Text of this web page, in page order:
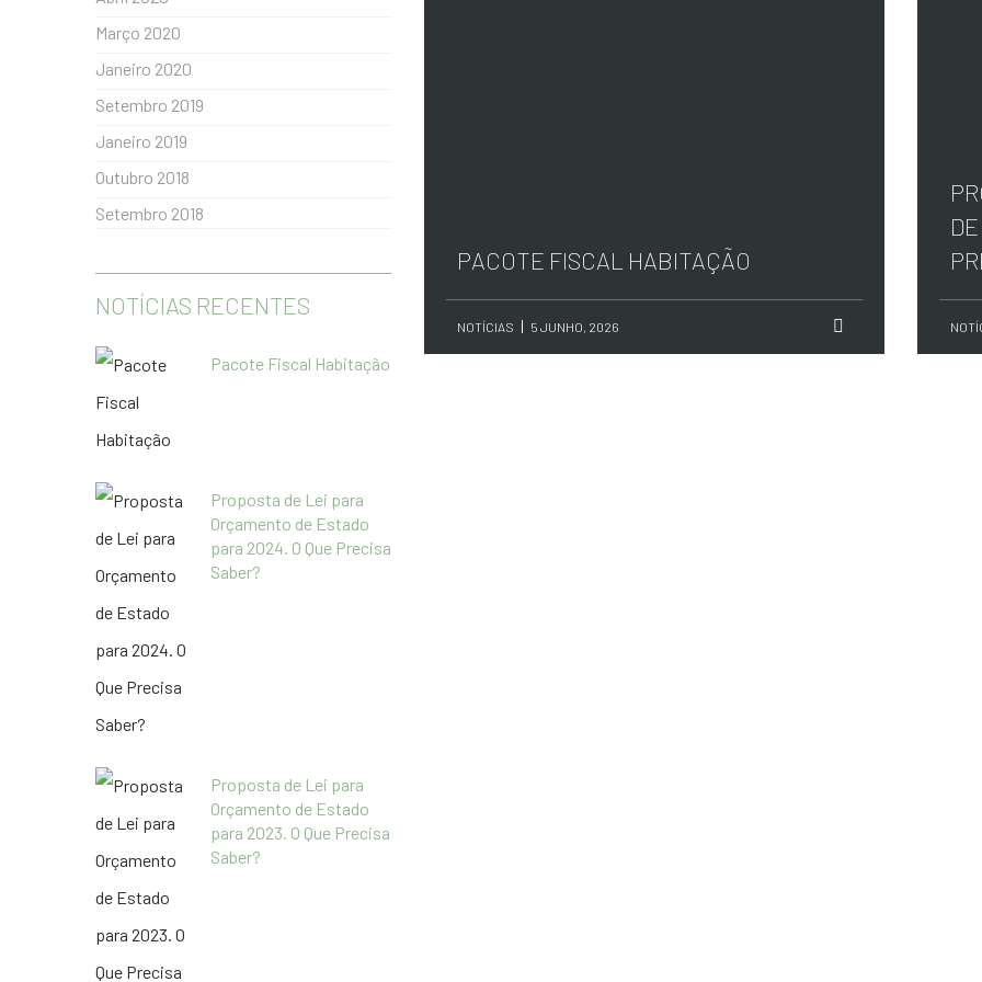
PACOTE FISCAL HABITAÇÃO
NOTÍCIAS 5 JUNHO, 2026
Março 2020
Janeiro 2020
Setembro 2019
Janeiro 2019
Outubro 2018
Setembro 2018
NOTÍCIAS RECENTES
Pacote Fiscal Habitação
Proposta de Lei para
Orçamento de Estado
para 2024. O Que Precisa
Saber?
Proposta de Lei para
Orçamento de Estado
para 2023. O Que Precisa
Saber?